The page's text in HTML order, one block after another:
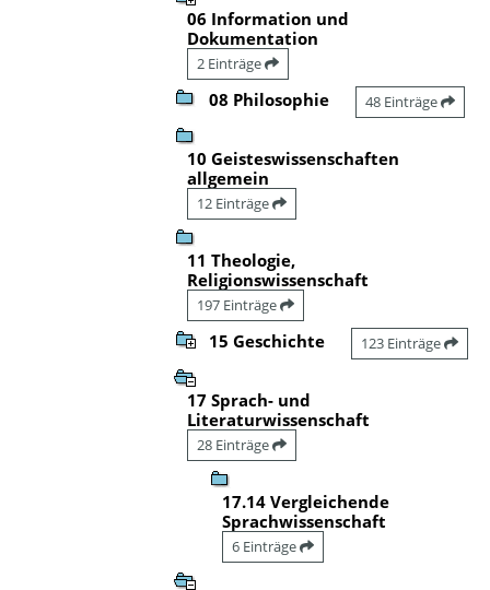
06 Information und
Dokumentation
2 Einträge
08 Philosophie 48 Einträge
10 Geisteswissenschaften
allgemein
12 Einträge
11 Theologie,
Religionswissenschaft
197 Einträge
15 Geschichte 123 Einträge
17 Sprach- und
Literaturwissenschaft
28 Einträge
17.14 Vergleichende
Sprachwissenschaft
6 Einträge